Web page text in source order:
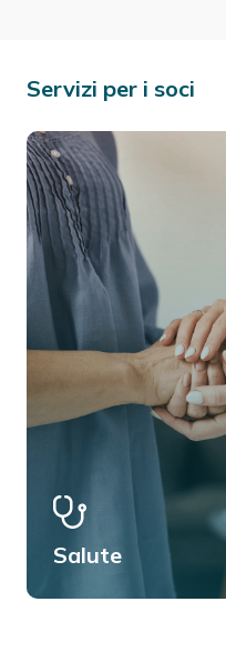
Servizi per i soci
Salute